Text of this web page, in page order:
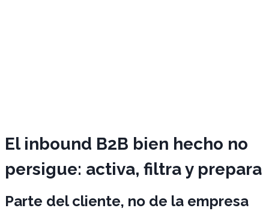
El inbound B2B bien hecho no
persigue: activa, filtra y prepara
Parte del cliente, no de la empresa